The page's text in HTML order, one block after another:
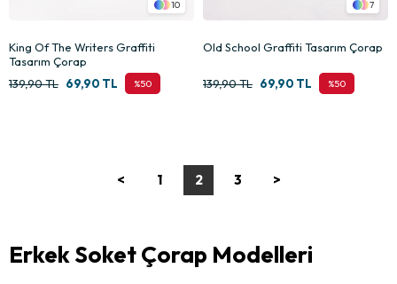
10
King Of The Writers Graffiti
Tasarım Çorap
%50
69,90 TL
139,90 TL
7
Old School Graffiti Tasarım Çorap
%50
69,90 TL
139,90 TL
< 1 2 3 >
Erkek Soket Çorap Modelleri